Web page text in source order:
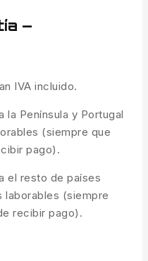
–
IVA incluido.
la Península y Portugal
(siempre que
pago).
el resto de países
laborables (siempre
recibir pago).